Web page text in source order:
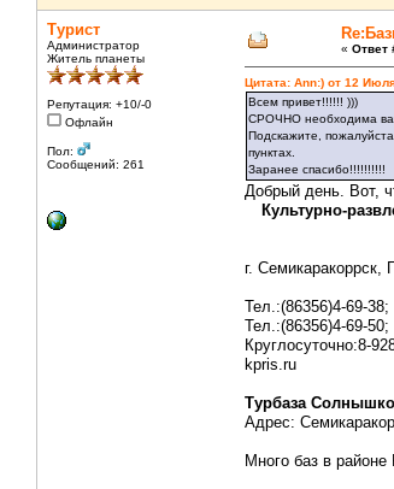
Турист
Администратор
Житель планеты
Репутация: +10/-0
Офлайн
Пол:
Сообщений: 261
« Ответ
Цитата: Ann:) от 12
Всем привет!!!!!! )))
СРОЧНО необходима
Подскажите,
пунктах.
Заранее спасибо!!!!!!!!!!
Добрый день. Вот,
Культурно-
г. Семикаракоррск,
Тел.:(86356)4-69-38;
Тел.:(86356)4-69-50;
Круглосуточно:8-
kpris.ru
Турбаза Солнышко
Адрес:
Много баз в районе